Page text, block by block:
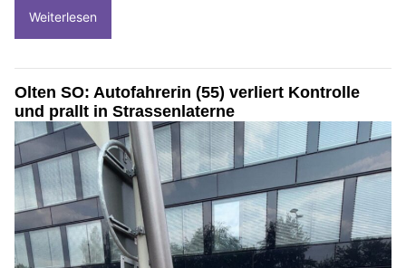
Weiterlesen
Olten SO: Autofahrerin (55) verliert Kontrolle
und prallt in Strassenlaterne